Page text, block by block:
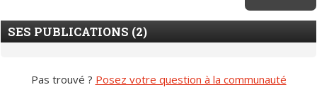
SES PUBLICATIONS (2)
Pas trouvé ? Posez votre question à la communauté